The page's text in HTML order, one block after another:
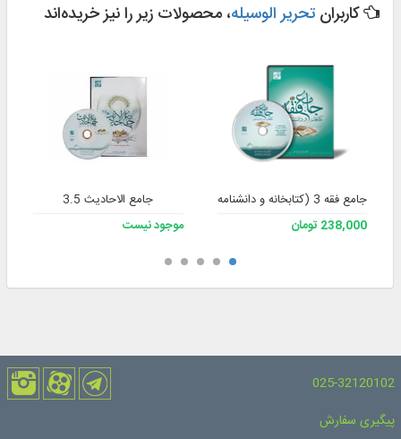
کاربران تحریر الوسیله، محصولات زیر را نیز خریده‌اند
جامع فقه 3 (کتابخانه و دانشنامه تخصصی فقه)
238,000 تومان
جامع الاحادیث 3.5
موجود نیست
025-32120102
پیگیری سفارش